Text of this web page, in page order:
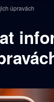
úpravách